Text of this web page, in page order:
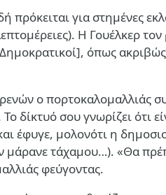
πρόκειται για στημένες
Η Γουέλκερ τον
όπως ακριβώς
ο πορτοκαλομαλλιάς
δίκτυό σου γνωρίζει ότι
έφυγε, μολονότι η
μάρανε τάχαμου…). «Θα
φεύγοντας.